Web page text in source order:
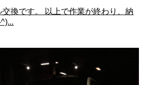
換です。 以上で作業が終わり、納